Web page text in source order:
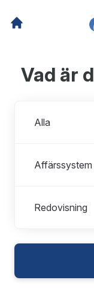
Vad är
Alla
Affärssystem
Redovisning